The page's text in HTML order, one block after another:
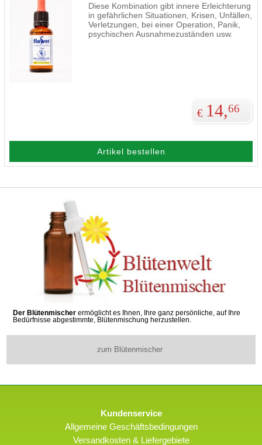
Diese Kombination gibt innere Erleichterung
in gefährlichen Situationen, Krisen, Unfällen,
Verletzungen, bei einer Operation, Panik,
psychischen Ausnahmezuständen usw.
€ 14,66
Artikel bestellen
Der Blütenmischer ermöglicht es Ihnen, Ihre ganz persönliche, auf Ihre
Bedürfnisse abgestimmte, Blütenmischung herzustellen.
zum Blütenmischer
Kundenservice
Allgemeine Geschäftsbedingungen
Versandkosten & Liefergebiete